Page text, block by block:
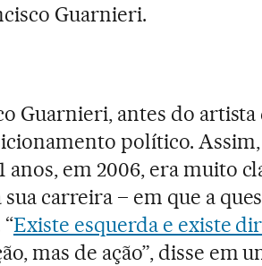
Guarnieri.
Guarnieri, antes do artista
político.
anos, em 2006, era muito
carreira – em que a
Existe esquerda e existe
mas de ação”, disse em